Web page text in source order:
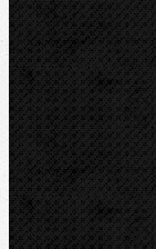
IRWIN
RYOBI
Kontakt